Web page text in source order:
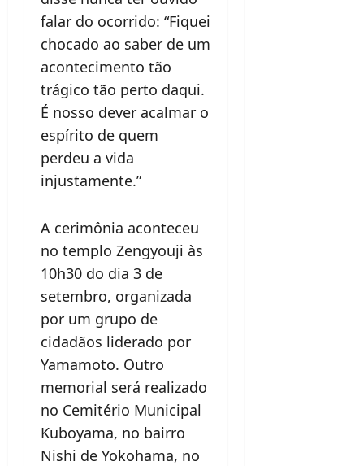
falar do ocorrido: “Fiquei
chocado ao saber de um
acontecimento tão
trágico tão perto daqui.
É nosso dever acalmar o
espírito de quem
perdeu a vida
injustamente.”
A cerimônia aconteceu
no templo Zengyouji às
10h30 do dia 3 de
setembro, organizada
por um grupo de
cidadãos liderado por
Yamamoto. Outro
memorial será realizado
no Cemitério Municipal
Kuboyama, no bairro
Nishi de Yokohama, no